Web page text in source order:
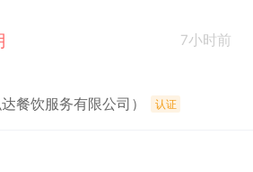
7小时前
餐饮服务有限公司） 认证